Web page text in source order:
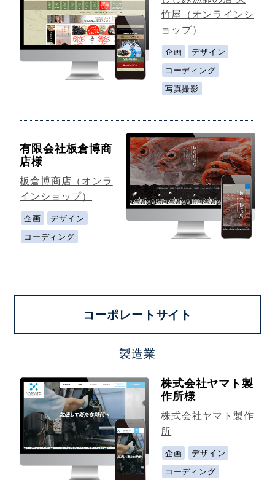
竹屋（オンラインシ
ョップ）
企画
デザイン
コーディング
写真撮影
有限会社板倉博商
店様
板倉博商店（オンラ
インショップ）
企画
デザイン
コーディング
コーポレートサイト
製造業
株式会社ヤマト製
作所様
株式会社ヤマト製作
所
企画
デザイン
コーディング